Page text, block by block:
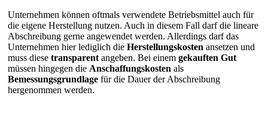
Unternehmen können oftmals verwendete Betriebsmittel auch für
die eigene Herstellung nutzen. Auch in diesem Fall darf die lineare
Abschreibung gerne angewendet werden. Allerdings darf das
Unternehmen hier lediglich die Herstellungskosten ansetzen und
muss diese transparentangeben. Bei einem gekauften Gut
müssen hingegen die Anschaffungskosten als
Bemessungsgrundlage für die Dauer der Abschreibung
hergenommen werden.